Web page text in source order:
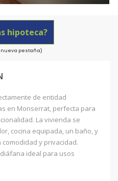
hipoteca?
pestaña)
de entidad
en Monserrat, perfecta para
La vivienda se
cocina equipada, un baño, y
y privacidad.
ideal para usos